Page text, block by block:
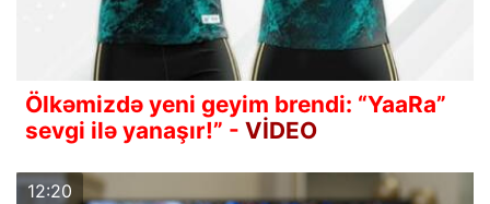
Ölkəmizdə yeni geyim brendi: “YaaRa”
sevgi ilə yanaşır!” - VİDEO
12:20